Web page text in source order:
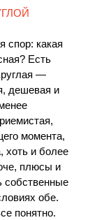
спор: какая
Есть
—
дешевая и
момента,
хоть и более
плюсы и
собственные
обе.
понятно.